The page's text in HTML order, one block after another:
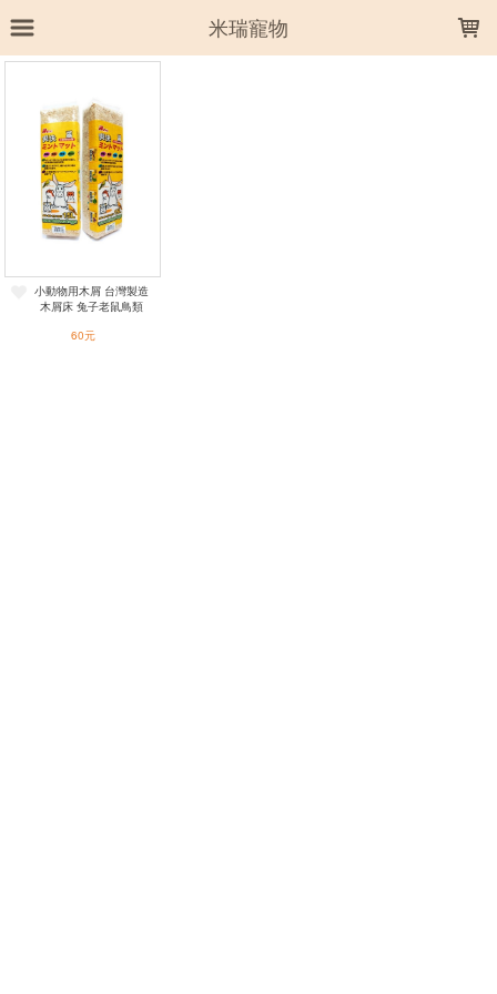
米瑞寵物
上架時間 銷售件數
樣式尺寸篩選
全部樣式
全部尺寸 一條
小動物用木屑 台灣製造
木屑床 兔子老鼠鳥類
60元